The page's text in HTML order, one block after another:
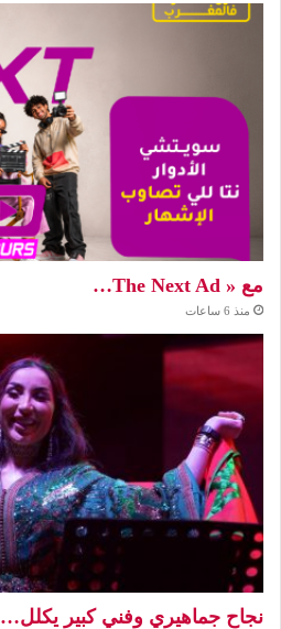
مع « The Next Ad…
منذ 6 ساعات
نجاح جماهيري وفني كبير يكلل…